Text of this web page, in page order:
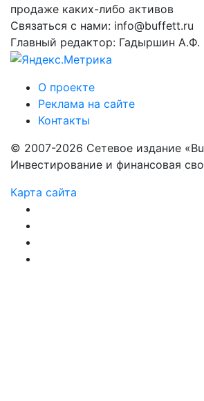
продаже каких-либо активов
Связаться с нами: info@buffett.ru
Главный редактор: Гадыршин А.Ф.
О проекте
Реклама на сайте
Контакты
© 2007-2026 Сетевое издание
Инвестирование и финансовая
Карта сайта